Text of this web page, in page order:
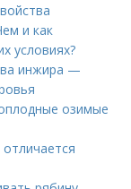
и как
условиях?
инжира —
озимые